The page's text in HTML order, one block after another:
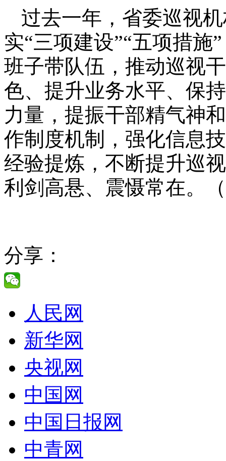
过去一年，省委巡视
实“三项建设”“五项措施
班子带队伍，推动巡视
色、提升业务水平、保
力量，提振干部精气神
作制度机制，强化信息
经验提炼，不断提升巡
利剑高悬、震慑常在。
分享：
人民网
新华网
央视网
中国网
中国日报网
中青网